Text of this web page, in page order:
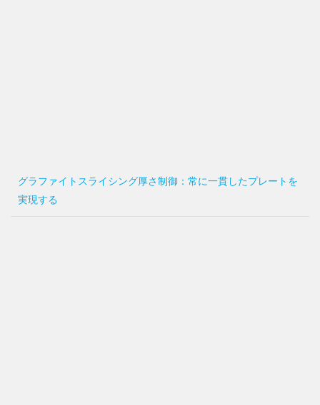
グラファイトスライシング厚さ制御：常に一貫したプレートを
実現する